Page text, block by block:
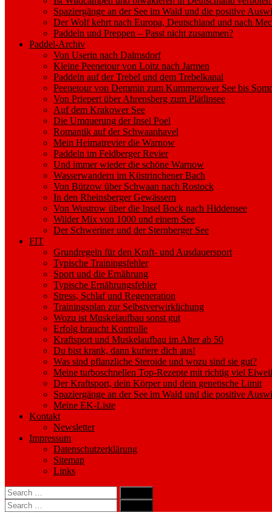
Spaziergänge an der See im Wald und die positive
Der Wolf kehrt nach Europa, Deutschland und nach
Paddeln und Preppen – Passt nicht zusammen?
Paddel-Archiv
Von Userin nach Dalmsdorf
Kleine Peenetour von Loitz nach Jarmen
Paddeln auf der Trebel und dem Trebelkanal
Peenetour von Demmin zum Kummerower See bis
Von Priepert über Ahrensberg zum Plätlinsee
Auf dem Krakower See
Die Umquerung der Insel Poel
Romantik auf der Schwaanhavel
Mein Heimatrevier die Warnow
Paddeln im Feldberger Revier
Und immer wieder die schöne Warnow
Wasserwandern im Küstrinchener Bach
Von Bützow über Schwaan nach Rostock
In den Rheinsberger Gewässern
Von Wustrow über die Insel Bock nach Hiddensee
Wilder Mix von 1000 und einem See
Der Schweriner und der Sternberger See
FIT
Grundregeln für den Kraft- und Ausdauersport
Typische Trainingsfehler
Sport und die Ernährung
Typische Ernährungsfehler
Stress, Schlaf und Regeneration
Trainingsplan zur Selbstverwirklichung
Wozu ist Muskelaufbau sonst gut
Erfolg braucht Kontrolle
Kraftsport und Muskelaufbau im Alter ab 50
Du bist krank, dann kuriere dich aus!
Was sind pflanzliche Steroide und wozu sind sie gut?
Meine turboschnellen Top-Rezepte mit richtig viel
Der Kraftsport, dein Körper und dein genetische Limit
Spaziergänge an der See im Wald und die positive
Meine EK-Liste
Kontakt
Newsletter
Impressum
Datenschutzerklärung
Sitemap
Links
Search
for:
Search
Search
for:
Search